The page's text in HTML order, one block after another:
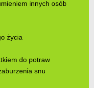
innych osób
życia
do potraw
snu